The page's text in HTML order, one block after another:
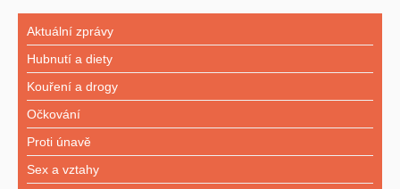
Aktuální zprávy
Hubnutí a diety
Kouření a drogy
Očkování
Proti únavě
Sex a vztahy